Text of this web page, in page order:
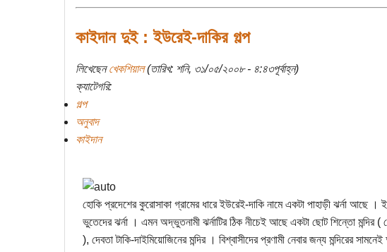
কাইদান দুই : ইউরেই-দাকির গল্প
লিখেছেনখেকশিয়াল(তারিখ: শনি, ৩১/০৫/২০০৮ - ৪:৪৩পূর্বাহ্ন)
ক্যাটেগরি:
গল্প
অনুবাদ
কাইদান
হোকি প্রদেশের কুরোসাকা গ্রামের ধারে ইউরেই-দাকি নামে একটা পাহাড়ী ঝর্না আছে ।
ভুতেদের ঝর্না । এমন অদ্ভুতনামী ঝর্নাটির ঠিক নীচেই আছে একটা ছোট শিন্তো মন্দির (
), দেবতা টাকি-দাইমিয়োজিনের মন্দির । বিশ্বাসীদের প্রণামী নেবার জন্য মন্দিরের